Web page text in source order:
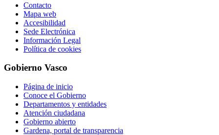
Contacto
Mapa web
Accesibilidad
Sede Electrónica
Información Legal
Política de cookies
Gobierno Vasco
Página de inicio
Conoce el Gobierno
Departamentos y entidades
Atención ciudadana
Gobierno abierto
Gardena, portal de transparencia